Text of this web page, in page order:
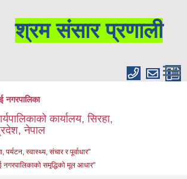
श्रम संसार प्रणाली
नगरपालिका
कार्यालय, सिरहा,
नेपाल
पर्यटन, स्वास्थ्य, संचार र पूर्वाधार"
नगरपालिकाको समृद्धिको मूल आधार"